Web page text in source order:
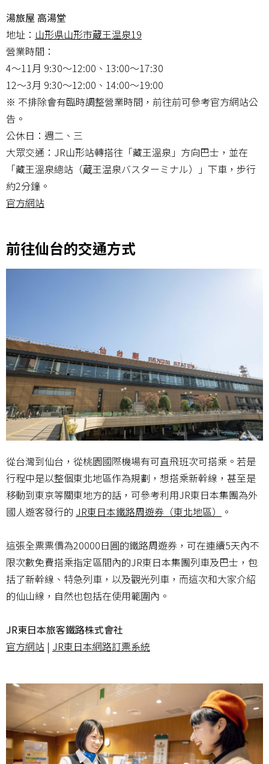
湯旅屋 高湯堂
地址： 山形県山形市蔵王温泉19
營業時間：
4～11月 9:30〜12:00、13:00～17:30
12～3月 9:30～12:00、14:00～19:00
※ 不排除會有臨時調整營業時間，前往前可參考官方網站公
告。
公休日：週二、三
大眾交通：JR山形站轉搭往「藏王溫泉」方向巴士，並在
「藏王溫泉總站（蔵王温泉バスターミナル）」下車，步行
約2分鐘。
官方網站
前往仙台的交通方式
從台灣到仙台，從桃園國際機場有可直飛班次可搭乘。若是
行程中是以整個東北地區作為規劃，想搭乘新幹線，甚至是
移動到東京等關東地方的話，可參考利用JR東日本集團為外
國人遊客發行的 JR東日本鐵路周遊券（東北地區） 。
這張全票票價為20000日圓的鐵路周遊券，可在連續5天內不
限次數免費搭乘指定區間內的JR東日本集團列車及巴士，包
括了新幹線、特急列車，以及觀光列車，而這次和大家介紹
的仙山線，自然也包括在使用範圍內。
JR東日本旅客鐵路株式會社
官方網站 | JR東日本網路訂票系統